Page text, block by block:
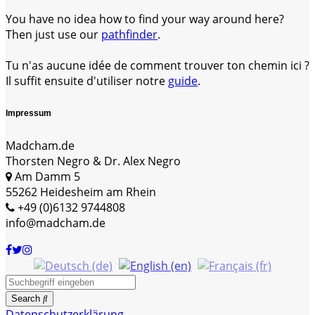
You have no idea how to find your way around here?
Then just use our pathfinder.
Tu n'as aucune idée de comment trouver ton chemin ici ?
Il suffit ensuite d'utiliser notre guide.
Impressum
Madcham.de
Thorsten Negro & Dr. Alex Negro
Am Damm 5
55262 Heidesheim am Rhein
+49 (0)6132 9744808
info@madcham.de
Search